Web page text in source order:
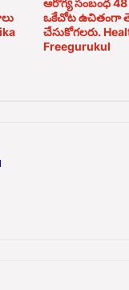
ఒకేచోట ఉచితంగా
చేసుకోగలరు.
Freegurukul